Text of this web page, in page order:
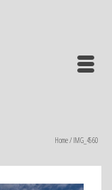
Home/ IMG_4560